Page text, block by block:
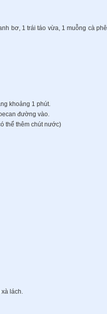
bơ, 1 trái táo vừa, 1 muỗng cà phê
khoảng 1 phút.
đường vào.
thể thêm chút nước)
xà lách.